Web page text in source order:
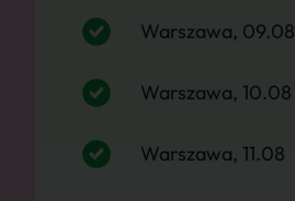
Warszawa, 09.08
Warszawa, 10.08
Warszawa, 11.08